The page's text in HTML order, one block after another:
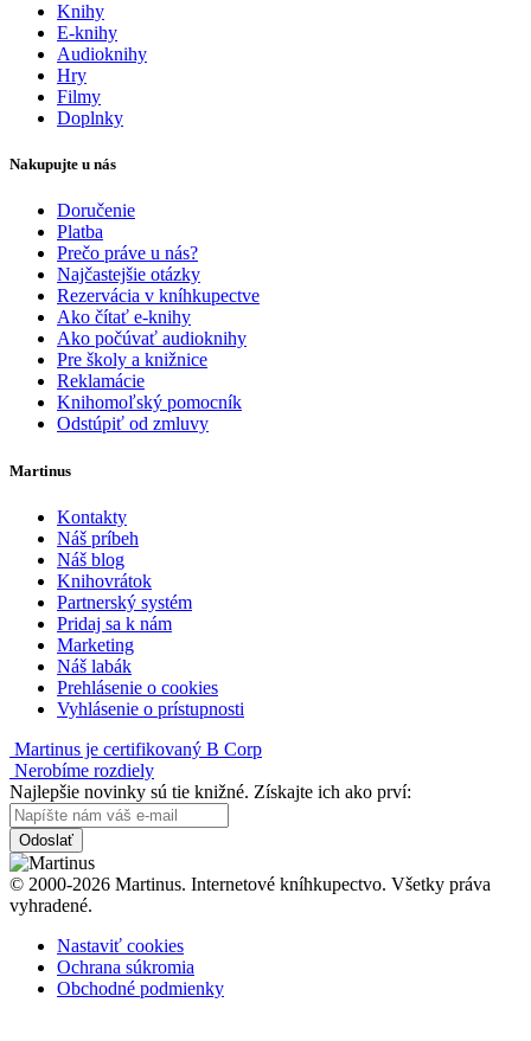
Knihy
E-knihy
Audioknihy
Hry
Filmy
Doplnky
Nakupujte u nás
Doručenie
Platba
Prečo práve u nás?
Najčastejšie otázky
Rezervácia v kníhkupectve
Ako čítať e-knihy
Ako počúvať audioknihy
Pre školy a knižnice
Reklamácie
Knihomoľský pomocník
Odstúpiť od zmluvy
Martinus
Kontakty
Náš príbeh
Náš blog
Knihovrátok
Partnerský systém
Pridaj sa k nám
Marketing
Náš labák
Prehlásenie o cookies
Vyhlásenie o prístupnosti
Martinus je certifikovaný B Corp
Nerobíme rozdiely
Najlepšie novinky sú tie knižné. Získajte ich ako prví:
Odoslať
© 2000-2026 Martinus. Internetové kníhkupectvo. Všetky práva
vyhradené.
Nastaviť cookies
Ochrana súkromia
Obchodné podmienky